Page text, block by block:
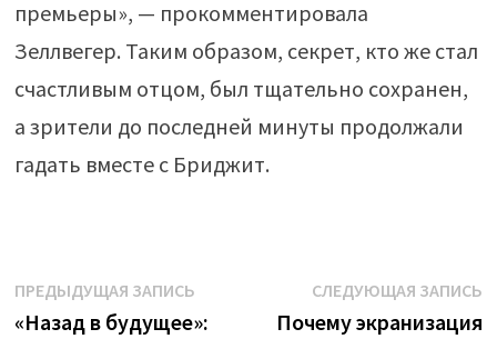
премьеры», — прокомментировала
Зеллвегер. Таким образом, секрет, кто же стал
счастливым отцом, был тщательно сохранен,
а зрители до последней минуты продолжали
гадать вместе с Бриджит.
Навигация
ПРЕДЫДУЩАЯ ЗАПИСЬПредыдущая
запись:
«Назад в будущее»:
СЛЕДУЮЩАЯ ЗАПИСЬ
Почему экранизация